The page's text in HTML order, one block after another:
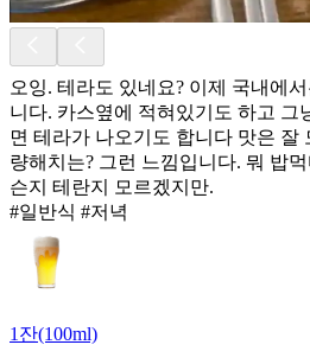
오잉. 테라도 있네요? 이제 국내에
니다. 카스옆에 적혀있기도 하고 그
면 테라가 나오기도 합니다 맛은 잘
량해치는? 그런 느낌입니다. 뭐 밥
슨지 테란지 모르겠지만.
#일반식 #저녁
1잔(100ml)